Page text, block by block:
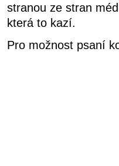
stranou ze stran
která to kazí.
Pro možnost psaní